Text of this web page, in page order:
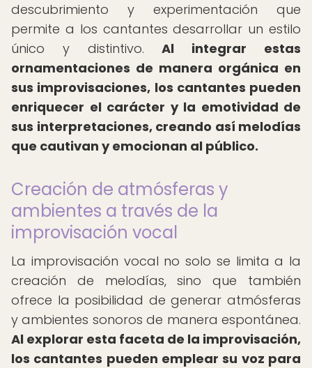
descubrimiento y experimentación que
permite a los cantantes desarrollar un estilo
único y distintivo.Al integrar estas
ornamentaciones de manera orgánica en
sus improvisaciones, los cantantes pueden
enriquecer el carácter y la emotividad de
sus interpretaciones, creando así melodías
que cautivan y emocionan al público.
Creación de atmósferas y
ambientes a través de la
improvisación vocal
La improvisación vocal no solo se limita a la
creación de melodías, sino que también
ofrece la posibilidad de generar atmósferas
y ambientes sonoros de manera espontánea.
Al explorar esta faceta de la improvisación,
los cantantes pueden emplear su voz para